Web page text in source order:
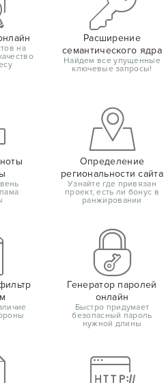
на
Расширение
семантического ядра
Найдем все упущенные
ключевые запросы!
Определение
региональности сайта
Узнайте где привязан
проект, есть ли бонус в
ранжировании
Генератор паролей
онлайн
Быстро придумает
безопасный пароль
нужной длины